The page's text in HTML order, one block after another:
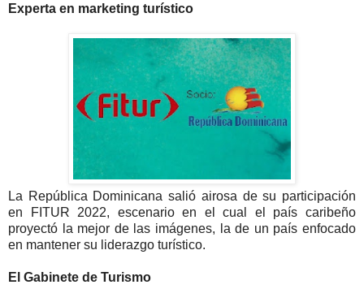
Experta en marketing turístico
La República Dominicana salió airosa de su participación
en FITUR 2022, escenario en el cual el país caribeño
proyectó la mejor de las imágenes, la de un país enfocado
en mantener su liderazgo turístico.
El Gabinete de Turismo